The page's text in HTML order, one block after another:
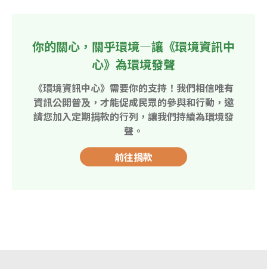
你的關心，關乎環境—讓《環境資訊中
心》為環境發聲
《環境資訊中心》需要你的支持！我們相信唯有
資訊公開普及，才能促成民眾的參與和行動，邀
請您加入定期捐款的行列，讓我們持續為環境發
聲。
前往捐款